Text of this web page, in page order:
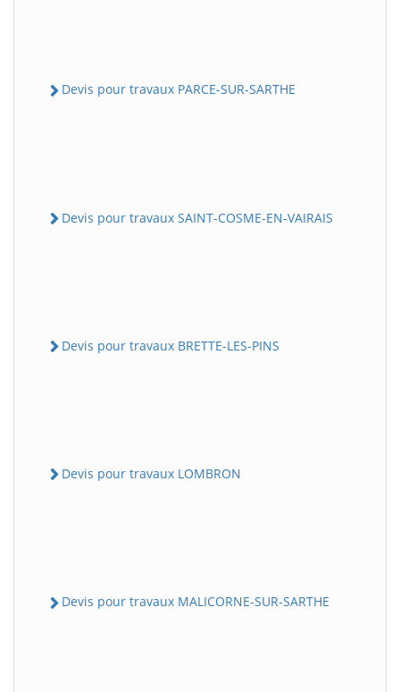
Devis pour travaux PARCE-SUR-SARTHE
Devis pour travaux SAINT-COSME-EN-VAIRAIS
Devis pour travaux BRETTE-LES-PINS
Devis pour travaux LOMBRON
Devis pour travaux MALICORNE-SUR-SARTHE